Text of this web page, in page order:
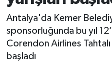
Antalya'da Kemer
sponsorluğunda bu yıl
Corendon Airlines Tahtalı
başladı
EKONOMİ
KÜLTÜR - SANAT
SPOR
Süper Lig Puan
Tüm Manşetler
Son Dakika Haberleri